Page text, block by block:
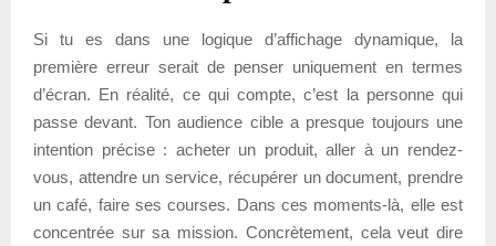
Si tu es dans une logique d’affichage dynamique, la
première erreur serait de penser uniquement en termes
d’écran. En réalité, ce qui compte, c’est la personne qui
passe devant. Ton audience cible a presque toujours une
intention précise : acheter un produit, aller à un rendez-
vous, attendre un service, récupérer un document, prendre
un café, faire ses courses. Dans ces moments-là, elle est
concentrée sur sa mission. Concrètement, cela veut dire